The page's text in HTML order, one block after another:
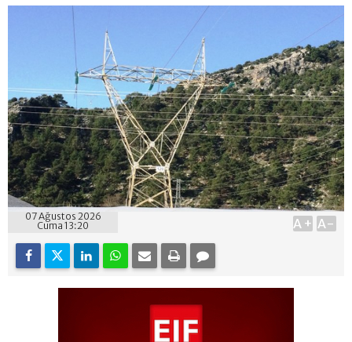
07 Ağustos 2026
Cuma 13:20
A+ A-